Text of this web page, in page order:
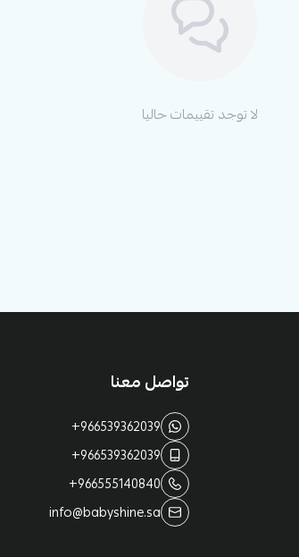
لا توجد تقييمات حاليا
تواصل معنا
+966539362039
+966539362039
+966555140840
info@babyshine.sa